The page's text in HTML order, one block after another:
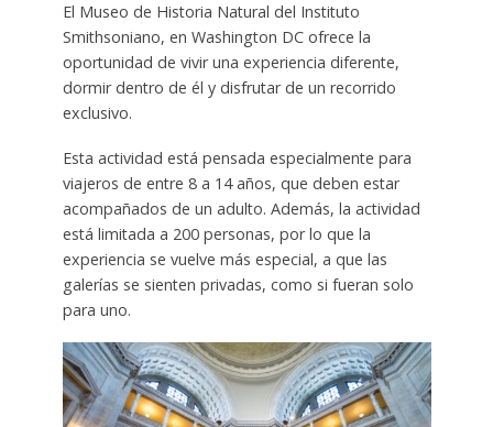
El Museo de Historia Natural del Instituto
Smithsoniano, en Washington DC ofrece la
oportunidad de vivir una experiencia diferente,
dormir dentro de él y disfrutar de un recorrido
exclusivo.
Esta actividad está pensada especialmente para
viajeros de entre 8 a 14 años, que deben estar
acompañados de un adulto. Además, la actividad
está limitada a 200 personas, por lo que la
experiencia se vuelve más especial, a que las
galerías se sienten privadas, como si fueran solo
para uno.